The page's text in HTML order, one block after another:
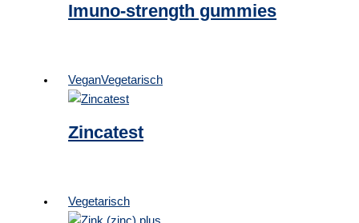
Imuno-strength gummies
VeganVegetarisch
Zincatest
Vegetarisch